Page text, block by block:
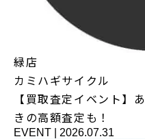
緑店
カミハギサイクル
【買取査定イベント】
きの高額査定も！
EVENT 2026.07.31